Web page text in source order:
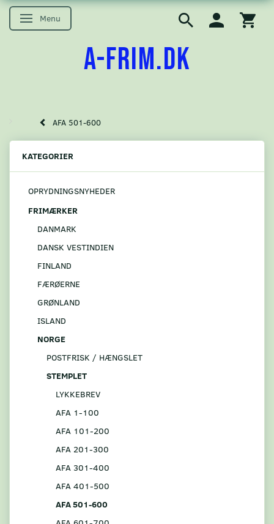
Skifte navigation
Menu
A-FRIM.DK
AFA 501-600
KATEGORIER
OPRYDNINGSNYHEDER
FRIMÆRKER
DANMARK
DANSK VESTINDIEN
FINLAND
FÆRØERNE
GRØNLAND
ISLAND
NORGE
POSTFRISK / HÆNGSLET
STEMPLET
LYKKEBREV
AFA 1-100
AFA 101-200
AFA 201-300
AFA 301-400
AFA 401-500
AFA 501-600